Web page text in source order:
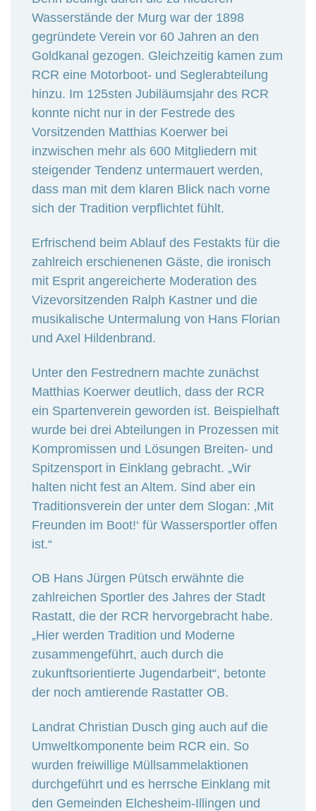
Wasserstände der Murg war der 1898
gegründete Verein vor 60 Jahren an den
Goldkanal gezogen. Gleichzeitig kamen zum
RCR eine Motorboot- und Seglerabteilung
hinzu. Im 125sten Jubiläumsjahr des RCR
konnte nicht nur in der Festrede des
Vorsitzenden Matthias Koerwer bei
inzwischen mehr als 600 Mitgliedern mit
steigender Tendenz untermauert werden,
dass man mit dem klaren Blick nach vorne
sich der Tradition verpflichtet fühlt.
Erfrischend beim Ablauf des Festakts für die
zahlreich erschienenen Gäste, die ironisch
mit Esprit angereicherte Moderation des
Vizevorsitzenden Ralph Kastner und die
musikalische Untermalung von Hans Florian
und Axel Hildenbrand.
Unter den Festrednern machte zunächst
Matthias Koerwer deutlich, dass der RCR
ein Spartenverein geworden ist. Beispielhaft
wurde bei drei Abteilungen in Prozessen mit
Kompromissen und Lösungen Breiten- und
Spitzensport in Einklang gebracht. „Wir
halten nicht fest an Altem. Sind aber ein
Traditionsverein der unter dem Slogan: ‚Mit
Freunden im Boot!‘ für Wassersportler offen
ist.“
OB Hans Jürgen Pütsch erwähnte die
zahlreichen Sportler des Jahres der Stadt
Rastatt, die der RCR hervorgebracht habe.
„Hier werden Tradition und Moderne
zusammengeführt, auch durch die
zukunftsorientierte Jugendarbeit“, betonte
der noch amtierende Rastatter OB.
Landrat Christian Dusch ging auch auf die
Umweltkomponente beim RCR ein. So
wurden freiwillige Müllsammelaktionen
durchgeführt und es herrsche Einklang mit
den Gemeinden Elchesheim-Illingen und